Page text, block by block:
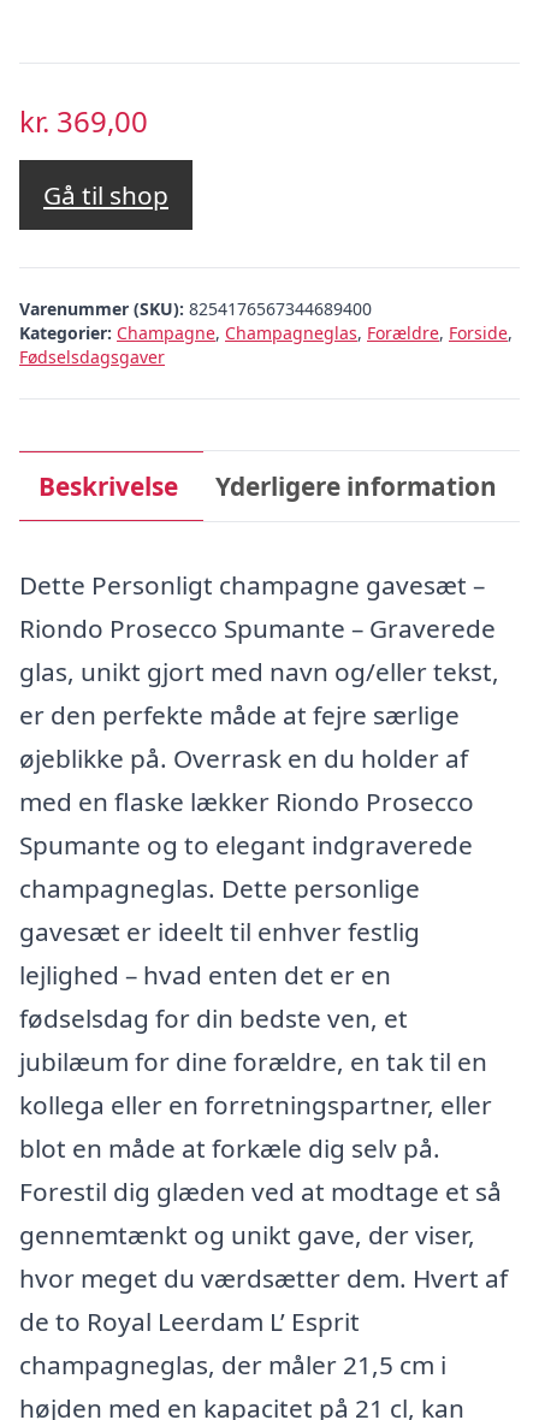
kr. 369,00
Gå til shop
Varenummer (SKU): 8254176567344689400
Kategorier: Champagne, Champagneglas, Forældre, Forside,
Fødselsdagsgaver
Beskrivelse Yderligere information
Dette Personligt champagne gavesæt –
Riondo Prosecco Spumante – Graverede
glas, unikt gjort med navn og/eller tekst,
er den perfekte måde at fejre særlige
øjeblikke på. Overrask en du holder af
med en flaske lækker Riondo Prosecco
Spumante og to elegant indgraverede
champagneglas. Dette personlige
gavesæt er ideelt til enhver festlig
lejlighed – hvad enten det er en
fødselsdag for din bedste ven, et
jubilæum for dine forældre, en tak til en
kollega eller en forretningspartner, eller
blot en måde at forkæle dig selv på.
Forestil dig glæden ved at modtage et så
gennemtænkt og unikt gave, der viser,
hvor meget du værdsætter dem. Hvert af
de to Royal Leerdam L’ Esprit
champagneglas, der måler 21,5 cm i
højden med en kapacitet på 21 cl, kan